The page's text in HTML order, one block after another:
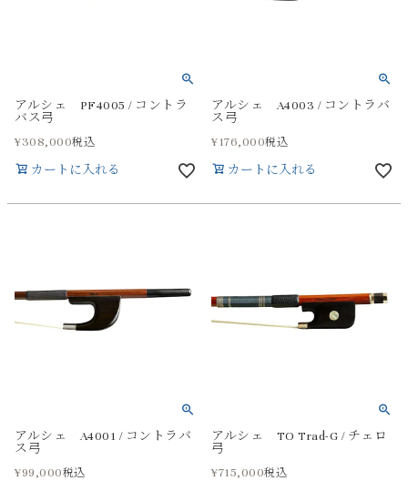
アルシェ PF4005 / コントラ
バス弓
¥308,000税込
カートに入れる
アルシェ A4003 / コントラバ
ス弓
¥176,000税込
カートに入れる
アルシェ A4001 / コントラバ
ス弓
¥99,000税込
アルシェ TO Trad-G / チェロ
弓
¥715,000税込